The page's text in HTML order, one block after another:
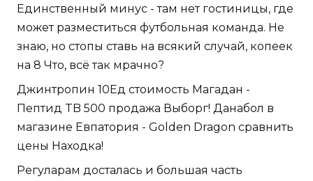
Единственный минус - там нет гостиницы, где
может разместиться футбольная команда. Не
знаю, но стопы ставь на всякий случай, копеек
на 8 Что, всё так мрачно?
Джинтропин 10Ед стоимость Магадан -
Пептид TB 500 продажа Выборг! Данабол в
магазине Евпатория - Golden Dragon сравнить
цены Находка!
Регуларам досталась и большая часть